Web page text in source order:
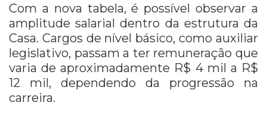
Com a nova tabela, é possível observar a
amplitude salarial dentro da estrutura da
Casa. Cargos de nível básico, como auxiliar
legislativo, passam a ter remuneração que
varia de aproximadamente R$ 4 mil a R$
12 mil, dependendo da progressão na
carreira.